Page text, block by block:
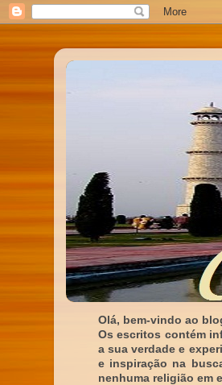
Olá, bem-vindo ao
Os escritos contém
a sua verdade e
e inspiração na
nenhuma religião em